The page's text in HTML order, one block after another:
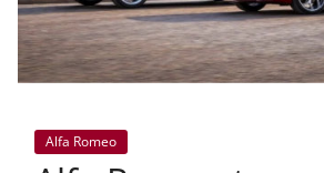
Alfa Romeo